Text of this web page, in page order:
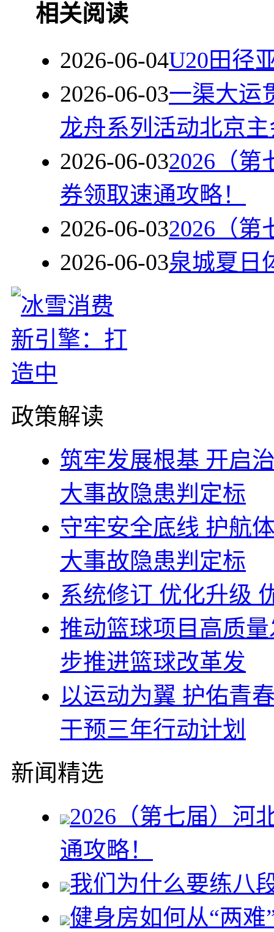
相关阅读
2026-06-04U20田径
2026-06-03一渠大运
龙舟系列活动北京
2026-06-032026（第
券领取速通攻略！
2026-06-032026（第
2026-06-03泉城夏日
政策解读
筑牢发展根基 开启
大事故隐患判定标
守牢安全底线 护航
大事故隐患判定标
系统修订 优化升级
推动篮球项目高质
步推进篮球改革发
以运动为翼 护佑青
干预三年行动计划
新闻精选
2026（第七届）河
通攻略！
我们为什么要练八
健身房如何从“两难